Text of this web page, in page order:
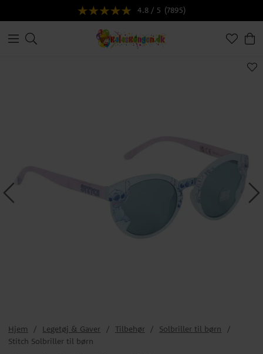
4.8 / 5 (7895)
Hjem Legetøj & Gaver Tilbehør
Solbriller til børn
Stitch Solbriller til børn